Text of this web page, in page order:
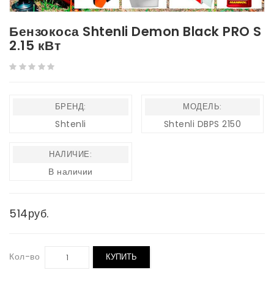
Бензокоса Shtenli Demon Black PRO S
2.15 кВт
БРЕНД:
Shtenli
МОДЕЛЬ:
Shtenli DBPS 2150
НАЛИЧИЕ:
В наличии
514руб.
Кол-во КУПИТЬ